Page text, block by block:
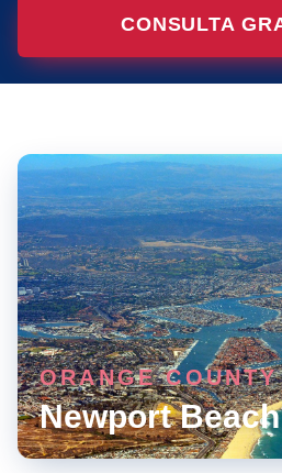
CONSULTA
ORANGE COUNTY
Newport Beach